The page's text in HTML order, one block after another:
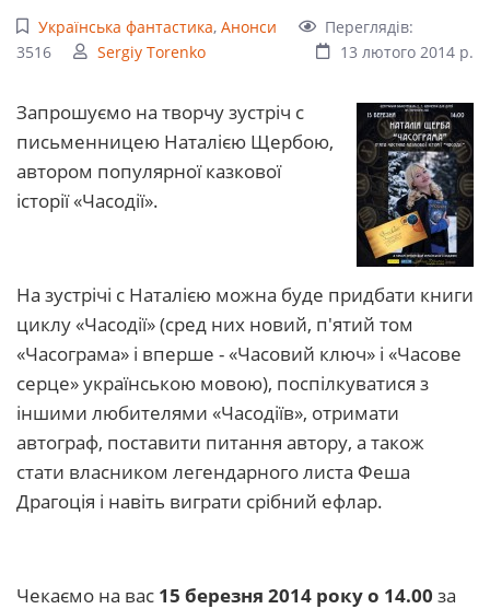
Українська фантастика, Анонси
Переглядів:
3516
Sergiy Torenko 13 лютого 2014 р.
Запрошуємо на творчу зустріч с
письменницею Наталією Щербою,
автором популярної казкової
історії «Часодії».
На зустрічі с Наталією можна буде придбати книги
циклу «Часодії» (сред них новий, п'ятий том
«Часограма» і вперше - «Часовий ключ» і «Часове
серце» українською мовою), поспілкуватися з
іншими любителями «Часодіїв», отримати
автограф, поставити питання автору, а також
стати власником легендарного листа Феша
Драгоція і навіть виграти срібний ефлар.
Чекаємо на вас 15 березня 2014 року о 14.00 за